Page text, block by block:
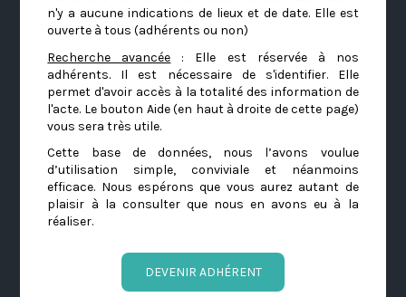
n'y a aucune indications de lieux et de date. Elle est
ouverte à tous (adhérents ou non)
Recherche avancée : Elle est réservée à nos
adhérents. Il est nécessaire de s'identifier. Elle
permet d'avoir accès à la totalité des information de
l'acte. Le bouton Aide (en haut à droite de cette page)
vous sera très utile.
Cette base de données, nous l’avons voulue
d’utilisation simple, conviviale et néanmoins
efficace. Nous espérons que vous aurez autant de
plaisir à la consulter que nous en avons eu à la
réaliser.
DEVENIR ADHÉRENT